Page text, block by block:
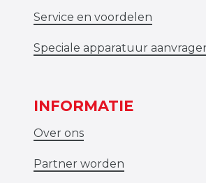
Service en voordelen
Speciale apparatuur
INFORMATIE
Over ons
Partner worden